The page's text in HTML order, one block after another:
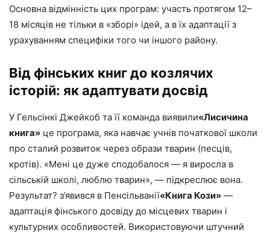
Основна відмінність цих програм: участь протягом 12–
18 місяців не тільки в «зборі» ідей, а в їх адаптації з
урахуванням специфіки того чи іншого району.
Від фінських книг до козлячих
історій: як адаптувати досвід
У Гельсінкі Джейкоб та її команда виявили«Лисичина
книга» це програма, яка навчає учнів початкової школи
про сталий розвиток через образи тварин (песців,
кротів). «Мені це дуже сподобалося — я виросла в
сільській школі, люблю тварин», — підкреслює вона.
Результат? з’явився в Пенсільванії«Книга Кози» —
адаптація фінського досвіду до місцевих тварин і
культурних особливостей. Використовуючи штучний